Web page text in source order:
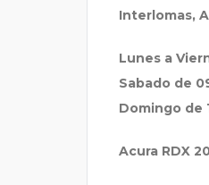
Interlomas,
Lunes a
Sabado de
Domingo de
Acura RDX